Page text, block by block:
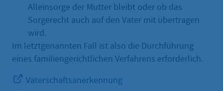
Alleinsorge der Mutter bleibt oder ob das
Sorgerecht auch auf den Vater mit übertragen
wird.
Im letztgenannten Fall ist also die Durchführung
eines familiengerichtlichen Verfahrens erforderlich.
Vaterschaftsanerkennung